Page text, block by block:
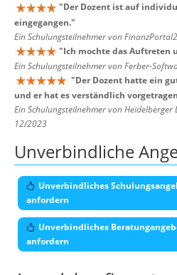
"Der Dozent ist auf
eingegangen."
Ein Schulungsteilnehmer von
"Ich mochte das Auftreten
Ein Schulungsteilnehmer von Ferber-
"Der Dozent hatte ein
und er hat es verständlich
Ein Schulungsteilnehmer von
12/2023
Unverbindliche
Unverbindliches
anfordern
Unverbindliches
anfordern